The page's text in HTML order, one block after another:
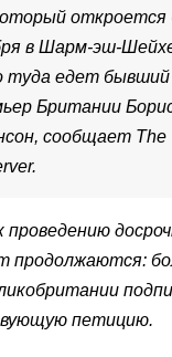
откроется
в Шарм-эш-
туда едет бывший
Британии
сообщает The
проведению
продолжаются:
петицию.